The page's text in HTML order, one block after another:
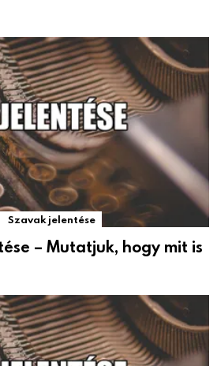
Szavak jelentése
– Mutatjuk, hogy mit is